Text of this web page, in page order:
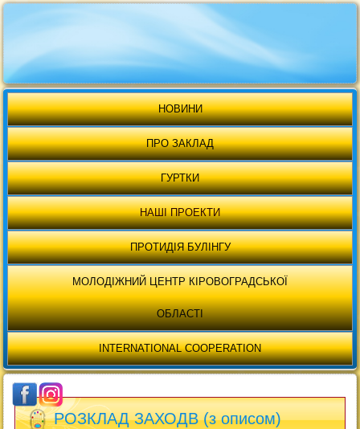
НОВИНИ
ПРО ЗАКЛАД
ГУРТКИ
НАШІ ПРОЕКТИ
ПРОТИДІЯ БУЛІНГУ
МОЛОДІЖНИЙ ЦЕНТР КІРОВОГРАДСЬКОЇ
ОБЛАСТІ
INTERNATIONAL COOPERATION
РОЗКЛАД ЗАХОДВ (з описом)